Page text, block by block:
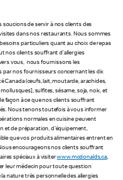
de servir à nos clients des
dans nos restaurants. Nous sommes
particuliers quant au choix de repas
nos clients souffrant d’allergies
vous, nous fournissons les
par nos fournisseurs concernant les dix
Canada (œufs, lait, moutarde, arachides,
sulfites, sésame, soja, noix, et
façon à ce que nos clients souffrant
Nous tenons toutefois à vous informer
normales en cuisine peuvent
et de préparation, d'équipement,
que vos produits alimentaires entrent en
encourageons nos clients souffrant
spéciaux à visiterwww.mcdonalds.ca,
leur médecin pour toute question
nature très personnelle des allergies